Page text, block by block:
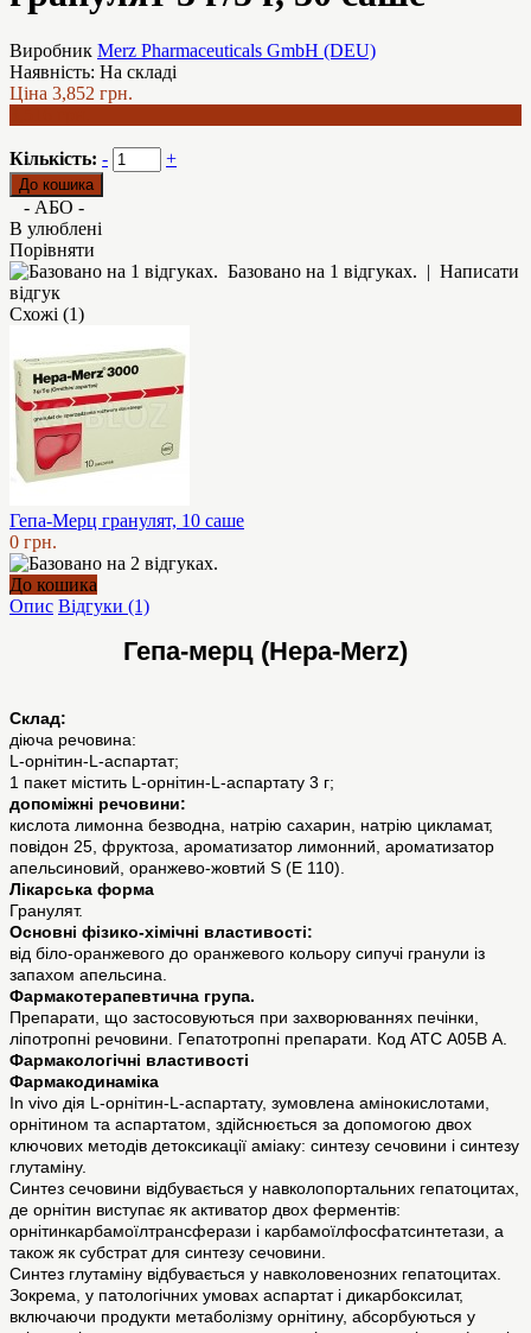
Виробник Merz Pharmaceuticals GmbH (DEU)
Наявність: На складі
Ціна 3,852 грн.
Кількість: - +
- АБО -
В улюблені
Порівняти
Базовано на 1 відгуках. | Написати
відгук
Схожі (1)
Гепа-Мерц гранулят, 10 саше
0 грн.
До кошика
Опис Відгуки (1)
Гепа-мерц (Hepa-Merz)
Склад:
діюча речовина:
L-орнітин-L-аспартат;
1 пакет містить L-орнітин-L-аспартату 3 г;
допоміжні речовини:
кислота лимонна безводна, натрію сахарин, натрію цикламат,
повідон 25, фруктоза, ароматизатор лимонний, ароматизатор
апельсиновий, оранжево-жовтий S (E 110).
Лікарська форма
Гранулят.
Основні фізико-хімічні властивості:
від біло-оранжевого до оранжевого кольору сипучі гранули із
запахом апельсина.
Фармакотерапевтична група.
Препарати, що застосовуються при захворюваннях печінки,
ліпотропні речовини. Гепатотропні препарати. Код АТС А05В А.
Фармакологічні властивості
Фармакодинаміка
In vivo дія L-орнітин-L-аспартату, зумовлена амінокислотами,
орнітином та аспартатом, здійснюється за допомогою двох
ключових методів детоксикації аміаку: синтезу сечовини і синтезу
глутаміну.
Синтез сечовини відбувається у навколопортальних гепатоцитах,
де орнітин виступає як активатор двох ферментів:
орнітинкарбамоїлтрансферази і карбамоїлфосфатсинтетази, а
також як субстрат для синтезу сечовини.
Синтез глутаміну відбувається у навколовенозних гепатоцитах.
Зокрема, у патологічних умовах аспартат і дикарбоксилат,
включаючи продукти метаболізму орнітину, абсорбуються у